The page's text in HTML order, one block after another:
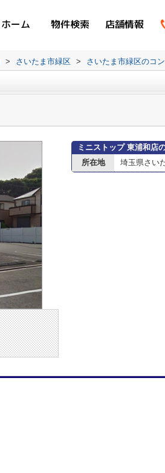
ホーム 物件検索 店舗情報
> さいたま市緑区 > さいたま市緑区のコ
ミニストップ 東浦和店
所在地
埼玉県さい